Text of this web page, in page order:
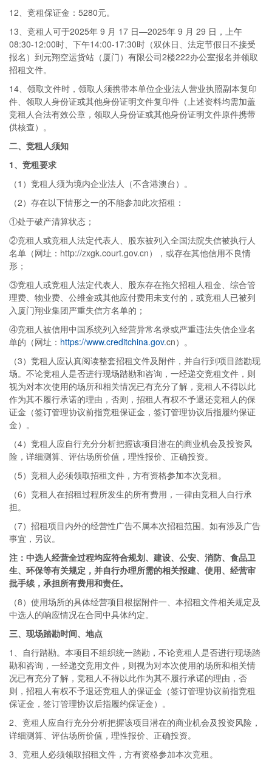
12、竞租保证金：5280元。
13、竞租人可于2025年 9 月 17 日—2025年 9 月 29 日，上午
08:30-12:00时、下午14:00-17:30时（双休日、法定节假日不接受
报名）到元翔空运货站（厦门）有限公司2楼222办公室报名并领取
招租文件。
14、领取文件时，领取人须携带本单位企业法人营业执照副本复印
件、领取人身份证或其他身份证明文件复印件（上述资料均需加盖
竞租人合法有效公章，领取人身份证或其他身份证明文件原件携带
供核查）。
二、 竞租人须知
1、 竞租要求
（1）竞租人须为境内企业法人（不含港澳台）。
（2）存在以下情形之一的不能参加此次招租：
①处于破产清算状态；
②竞租人或竞租人法定代表人、股东被列入全国法院失信被执行人
名单（网址：http://zxgk.court.gov.cn），或存在其他信用不良情
形；
③竞租人或竞租人法定代表人、股东存在拖欠招租人租金、综合管
理费、物业费、公维金或其他应付费用未支付的，或竞租人已被列
入厦门翔业集团严重失信方名单的；
④竞租人被信用中国系统列入经营异常名录或严重违法失信企业名
单的（网址： https://www.creditchina.gov.cn）。
（3）竞租人应认真阅读整套招租文件及附件，并自行到项目踏勘现
场。不论竞租人是否进行现场踏勘和咨询，一经递交竞租文件，则
视为对本次使用的场所和相关情况已有充分了解，竞租人不得以此
作为其不履行承诺的理由，否则，招租人有权不予退还竞租人的保
证金（签订管理协议前指竞租保证金，签订管理协议后指履约保证
金）。
（4）竞租人应自行充分分析把握该项目潜在的商业机会及投资风
险，详细测算、评估场所价值，理性报价、正确投资。
（5）竞租人必须领取招租文件，方有资格参加本次竞租。
（6）竞租人在招租过程所发生的所有费用，一律由竞租人自行承
担。
（7）招租项目内外的经营性广告不属本次招租范围。如有涉及广告
事宜，另议。
注：中选人经营全过程均应符合规划、建设、公安、消防、食品卫
生、环保等有关规定，并自行办理所需的相关报建、使用、经营审
批手续，承担所有费用和责任。
（8）使用场所的具体经营项目根据附件一、本招租文件相关规定及
中选人的响应情况在合同中具体约定。
三、现场踏勘时间、地点
1、自行踏勘。本项目不组织统一踏勘，不论竞租人是否进行现场踏
勘和咨询，一经递交竞用文件，则视为对本次使用的场所和相关情
况已有充分了解，竞租人不得以此作为其不履行承诺的理由，否
则，招租人有权不予退还竞租人的保证金（签订管理协议前指竞租
保证金，签订管理协议后指履约保证金）。
2、竞租人应自行充分分析把握该项目潜在的商业机会及投资风险，
详细测算、评估场所价值，理性报价、正确投资。
3、竞租人必须领取招租文件，方有资格参加本次竞租。